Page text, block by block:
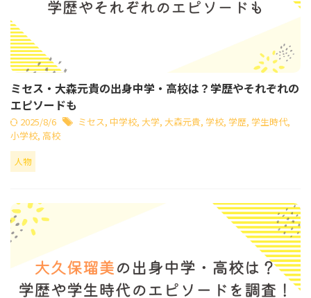
ミセス・大森元貴の出身中学・高校は？学歴やそれぞれの
エピソードも
2025/8/6 ミセス, 中学校, 大学, 大森元貴, 学校, 学歴, 学生時代,
小学校, 高校
人物